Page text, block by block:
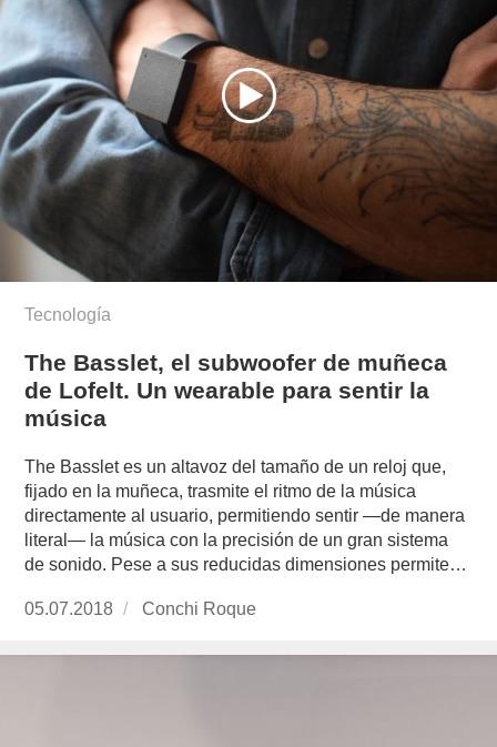
Tecnología
The Basslet, el subwoofer de muñeca
de Lofelt. Un wearable para sentir la
música
The Basslet es un altavoz del tamaño de un reloj que,
fijado en la muñeca, trasmite el ritmo de la música
directamente al usuario, permitiendo sentir —de manera
literal— la música con la precisión de un gran sistema
de sonido. Pese a sus reducidas dimensiones permite…
Publicado
05.07.2018
https://www.experimenta.es/author/conchi-
Conchi Roque